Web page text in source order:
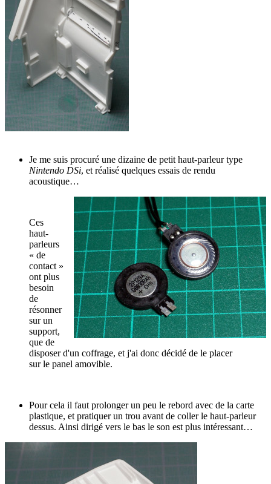
Je me suis procuré une dizaine de petit haut-parleur type
Nintendo DSi, et réalisé quelques essais de rendu
acoustique…
Ces
haut-
parleurs
« de
contact »
ont plus
besoin
de
résonner
sur un
support,
que de
disposer d'un coffrage, et j'ai donc décidé de le placer
sur le panel amovible.
Pour cela il faut prolonger un peu le rebord avec de la carte
plastique, et pratiquer un trou avant de coller le haut-parleur
dessus. Ainsi dirigé vers le bas le son est plus intéressant…